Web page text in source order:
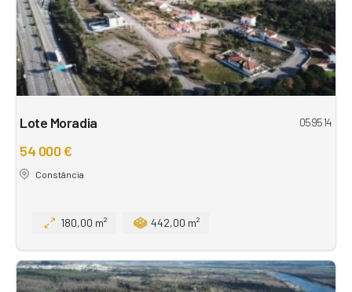
Lote Moradia 059514
54 000 €
Constância
180,00 m² 442,00 m²